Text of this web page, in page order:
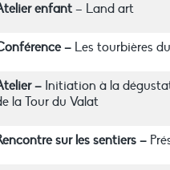
enfant – Land art
– Les tourbières
– Initiation à la
la Tour du Valat
sur les sentiers –